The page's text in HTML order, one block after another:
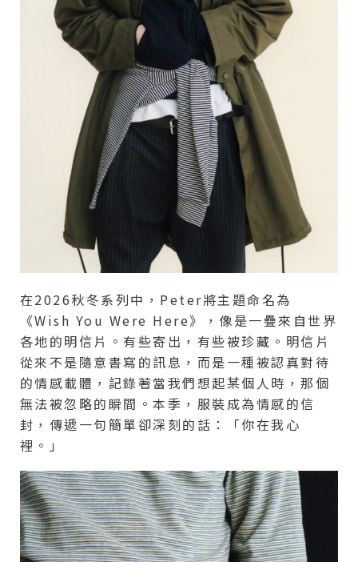
在2026秋冬系列中，Peter將主題命名為
《Wish You Were Here》，像是一疊來自世界
各地的明信片。有些寄出，有些被珍藏。明信片
從來不是隨意書寫的訊息，而是一種被認真對待
的情感載體，記錄著當我們想起某個人時，那個
無法被忽略的瞬間。本季，服裝成為情感的信
封，傳遞一句簡單卻深刻的話：「你在我心
裡。」